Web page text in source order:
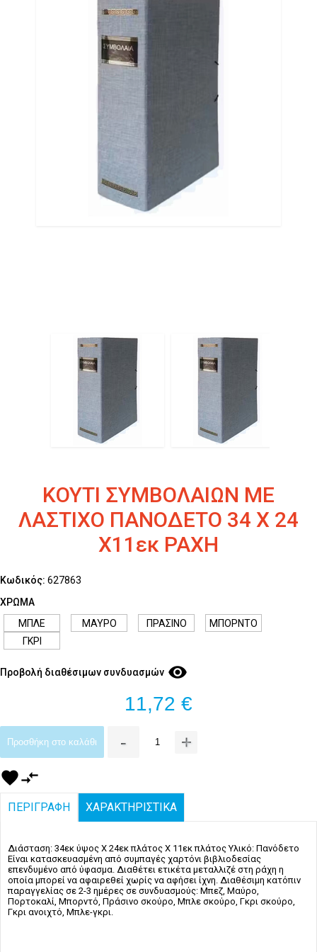
ΚΟΥΤΙ ΣΥΜΒΟΛΑΙΩΝ ΜΕ
ΛΑΣΤΙΧΟ ΠΑΝΟΔΕΤΟ 34 Χ 24
Χ11εκ ΡΑΧΗ
Κωδικός: 627863
ΧΡΩΜΑ
ΜΠΛΕ
ΜΑΥΡΟ ΠΡΑΣΙΝΟ
ΜΠΟΡΝΤΟ
ΓΚΡΙ
Προβολή διαθέσιμων συνδυασμών visibility
11,72 €
Προσθήκη στο καλάθι - +
favoritecompare_arrows
ΠΕΡΙΓΡΑΦΗ ΧΑΡΑΚΤΗΡΙΣΤΙΚΑ
Διάσταση: 34εκ ύψος Χ 24εκ πλάτος Χ 11εκ πλάτος Υλικό: Πανόδετο
Είναι κατασκευασμένη από συμπαγές χαρτόνι βιβλιοδεσίας
επενδυμένο από ύφασμα. Διαθέτει ετικέτα μεταλλιζέ στη ράχη η
οποία μπορεί να αφαιρεθεί χωρίς να αφήσει ίχνη. Διαθέσιμη κατόπιν
παραγγελίας σε 2-3 ημέρες σε συνδυασμούς: Μπεζ, Μαύρο,
Πορτοκαλί, Μπορντό, Πράσινο σκούρο, Μπλε σκούρο, Γκρι σκούρο,
Γκρι ανοιχτό, Μπλε-γκρι.